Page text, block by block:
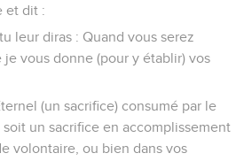
et dit :
leur diras : Quand vous serez
je vous donne (pour y établir) vos
(un sacrifice) consumé par le
un sacrifice en accomplissement
volontaire, ou bien dans vos